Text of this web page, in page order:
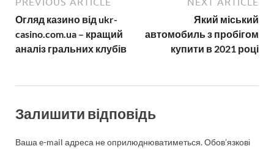
Огляд казино від ukr-
casino.com.ua – кращий
аналіз гральних клубів
Який міський
автомобиль з пробігом
купити в 2021 році
Залишити відповідь
Ваша e-mail адреса не оприлюднюватиметься.Обов’язкові